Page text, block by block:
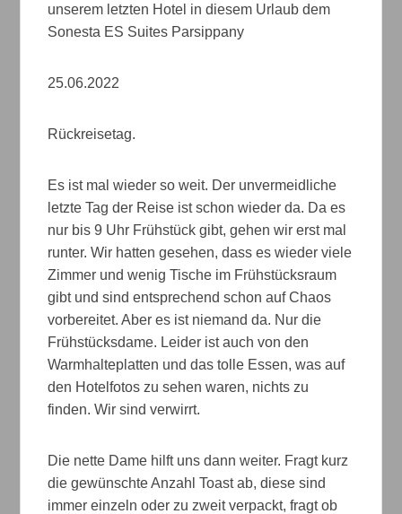
unserem letzten Hotel in diesem Urlaub dem
Sonesta ES Suites Parsippany
25.06.2022
Rückreisetag.
Es ist mal wieder so weit. Der unvermeidliche
letzte Tag der Reise ist schon wieder da. Da es
nur bis 9 Uhr Frühstück gibt, gehen wir erst mal
runter. Wir hatten gesehen, dass es wieder viele
Zimmer und wenig Tische im Frühstücksraum
gibt und sind entsprechend schon auf Chaos
vorbereitet. Aber es ist niemand da. Nur die
Frühstücksdame. Leider ist auch von den
Warmhalteplatten und das tolle Essen, was auf
den Hotelfotos zu sehen waren, nichts zu
finden. Wir sind verwirrt.
Die nette Dame hilft uns dann weiter. Fragt kurz
die gewünschte Anzahl Toast ab, diese sind
immer einzeln oder zu zweit verpackt, fragt ob